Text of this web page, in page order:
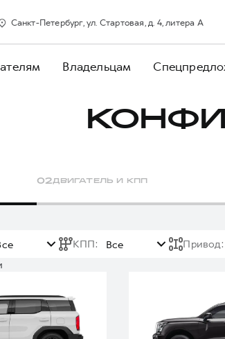
Санкт-Петербург, ул. Стартовая, д. 4, литера А
Владельцам
0 2ДВИГАТЕЛЬ И КПП
КПП: Все Привод: